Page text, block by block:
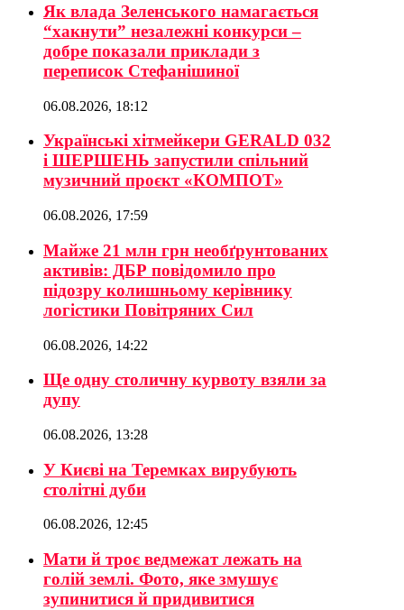
Як влада Зеленського намагається
“хакнути” незалежні конкурси –
добре показали приклади з
переписок Стефанішиної
06.08.2026, 18:12
Українські хітмейкери GERALD 032
і ШЕРШЕНЬ запустили спільний
музичний проєкт «КОМПОТ»
06.08.2026, 17:59
Майже 21 млн грн необґрунтованих
активів: ДБР повідомило про
підозру колишньому керівнику
логістики Повітряних Сил
06.08.2026, 14:22
Ще одну столичну курвоту взяли за
дупу
06.08.2026, 13:28
У Києві на Теремках вирубують
столітні дуби
06.08.2026, 12:45
Мати й троє ведмежат лежать на
голій землі. Фото, яке змушує
зупинитися й придивитися